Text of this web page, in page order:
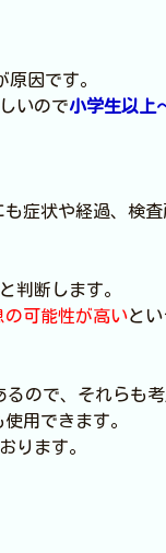
因です。
いので小学生以上
症状や経過、検
判断します。
可能性が高いと
ので、それらも考
用できます。
ります。